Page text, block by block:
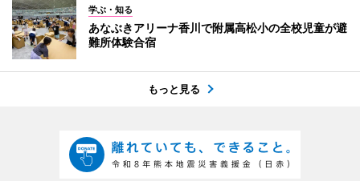
学ぶ・知る
あなぶきアリーナ香川で附属高松小の全校児童が避
難所体験合宿
もっと見る